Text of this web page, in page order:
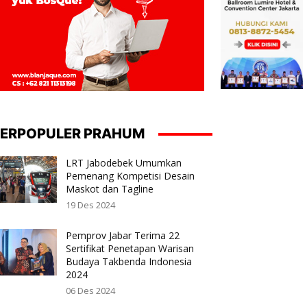
PRAHUM
LRT Jabodebek Umumkan
Pemenang Kompetisi Desain
Maskot dan Tagline
19 Des 2024
Pemprov Jabar Terima 22
Sertifikat Penetapan Warisan
Budaya Takbenda Indonesia
2024
06 Des 2024